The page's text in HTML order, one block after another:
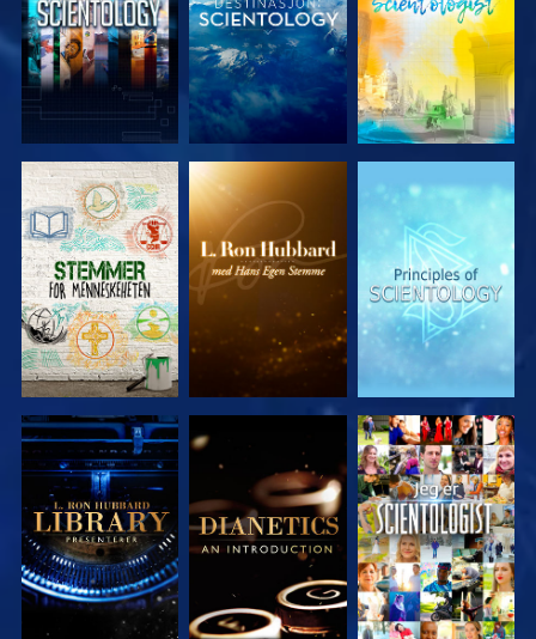
UTFORSK
SERIEN
UTFORSK
SERIEN
UTFORSK
SERIEN
UTFORSK
SERIEN
UTFORSK
SERIEN
SE